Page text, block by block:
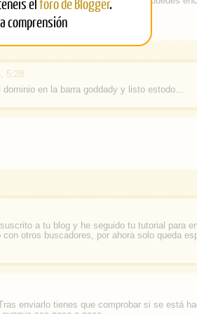
5:28
en la barra goddady y listo estodo...
a tu blog y he seguido tu tutorial para
otros buscadores, por ahora solo queda
enviarlo tienes que comprobar si se está
comprensión